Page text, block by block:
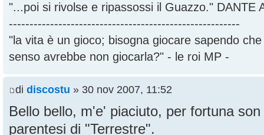
"...poi si rivolse e ripassossi il Guazzo." DANTE
--------------------------------------------------------
"la vita è un gioco; bisogna giocare sapendo
senso avrebbe non giocarla?" - le roi MP -
di discostu » 30 nov 2007, 11:52
Bello bello, m'e' piaciuto, per fortuna
parentesi di "Terrestre".